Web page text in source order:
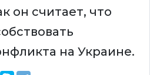
он считает, что
на Украине.